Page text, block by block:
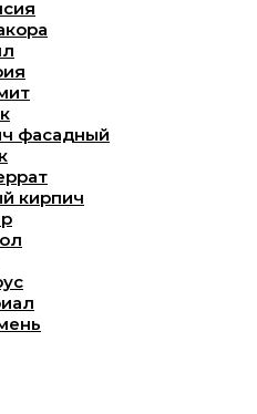
фасадный
кирпич